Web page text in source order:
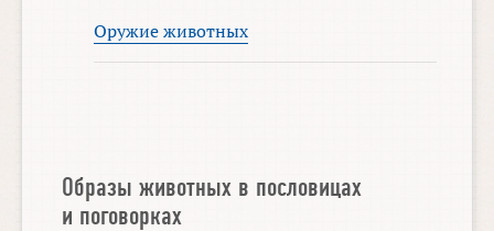
Оружие животных
Образы животных в пословицах
и поговорках